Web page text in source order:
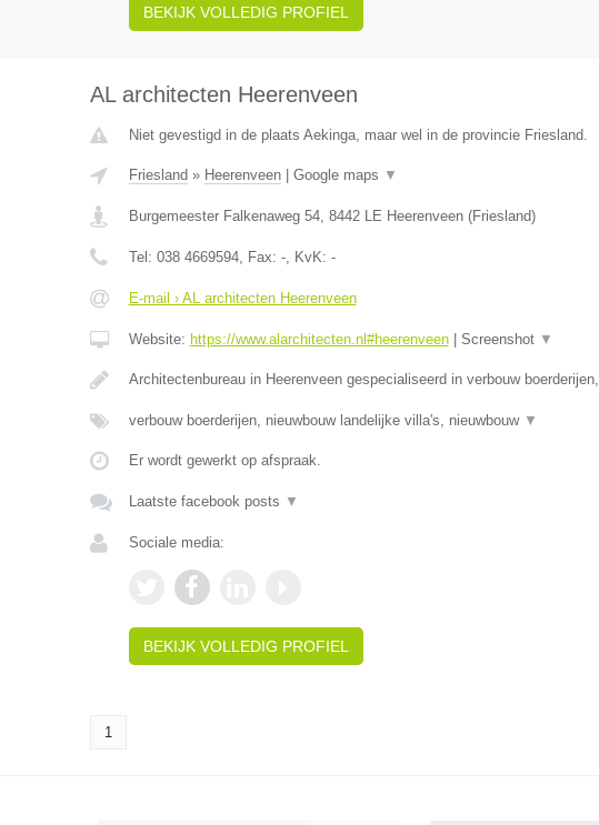
BEKIJK VOLLEDIG PROFIEL
AL architecten Heerenveen
Niet gevestigd in de plaats Aekinga, maar wel in de provincie Friesland.
Friesland » Heerenveen| Google maps ▼
Burgemeester Falkenaweg 54, 8442 LE Heerenveen(Friesland)
Tel: 038 4669594, Fax: -, KvK: -
E-mail › AL architecten Heerenveen
Website: https://www.alarchitecten.nl#heerenveen| Screenshot ▼
Architectenbureau in Heerenveen gespecialiseerd in verbouw boerderijen,
verbouw boerderijen, nieuwbouw landelijke villa's, nieuwbouw ▼
Er wordt gewerkt op afspraak.
Laatste facebook posts ▼
Sociale media:
BEKIJK VOLLEDIG PROFIEL
1